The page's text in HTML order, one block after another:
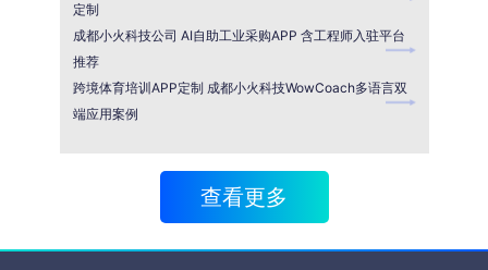
定制
成都小火科技公司 AI自助工业采购APP 含工程师入驻平台
推荐
跨境体育培训APP定制 成都小火科技WowCoach多语言双
端应用案例
查看更多